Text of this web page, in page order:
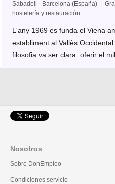
Sabadell - Barcelona (España) |
hostelería y restauración
L'any 1969 es funda el Viena
establiment al Vallès
filosofia va ser clara: oferir el
Nosotros
Sobre DonEmpleo
Condiciones servicio